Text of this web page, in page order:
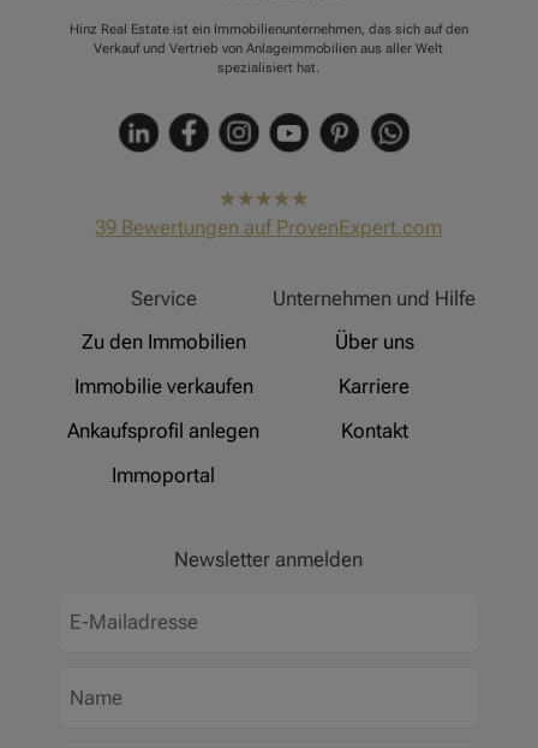
Hinz Real Estate ist ein Immobilienunternehmen, das sich auf den
Verkauf und Vertrieb von Anlageimmobilien aus aller Welt
spezialisiert hat.
hat4,91
von5
39 Bewertungen auf ProvenExpert.com
Service
Zu den Immobilien
Immobilie verkaufen
Ankaufsprofil anlegen
Immoportal
Unternehmen und Hilfe
Über uns
Karriere
Kontakt
Newsletter anmelden